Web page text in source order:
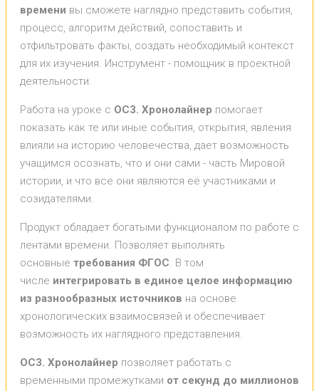
времени вы сможете наглядно представить события,
процесс, алгоритм действий, сопоставить и
отфильтровать факты, создать необходимый контекст
для их изучения. Инструмент - помощник в проектной
деятельности.
Работа на уроке с ОС3. Хронолайнер помогает
показать как те или иные события, открытия, явления
влияли на историю человечества, дает возможность
учащимся осознать, что и они сами - часть Мировой
истории, и что все они являются её участниками и
созидателями.
Продукт обладает богатыми функционалом по работе с
лентами времени. Позволяет выполнять
основные требования ФГОС. В том
числе интегрировать в единое целое информацию
из разнообразных источников на основе
хронологических взаимосвязей и обеспечивает
возможность их наглядного представления.
ОС3. Хронолайнер позволяет работать с
временными промежутками от секунд до миллионов